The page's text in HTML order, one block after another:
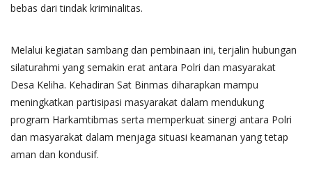
bebas dari tindak kriminalitas.
Melalui kegiatan sambang dan pembinaan ini, terjalin hubungan
silaturahmi yang semakin erat antara Polri dan masyarakat
Desa Keliha. Kehadiran Sat Binmas diharapkan mampu
meningkatkan partisipasi masyarakat dalam mendukung
program Harkamtibmas serta memperkuat sinergi antara Polri
dan masyarakat dalam menjaga situasi keamanan yang tetap
aman dan kondusif.